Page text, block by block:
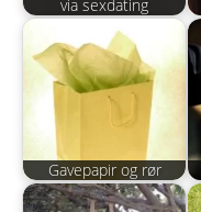
via sexdating
Gavepapir og rør